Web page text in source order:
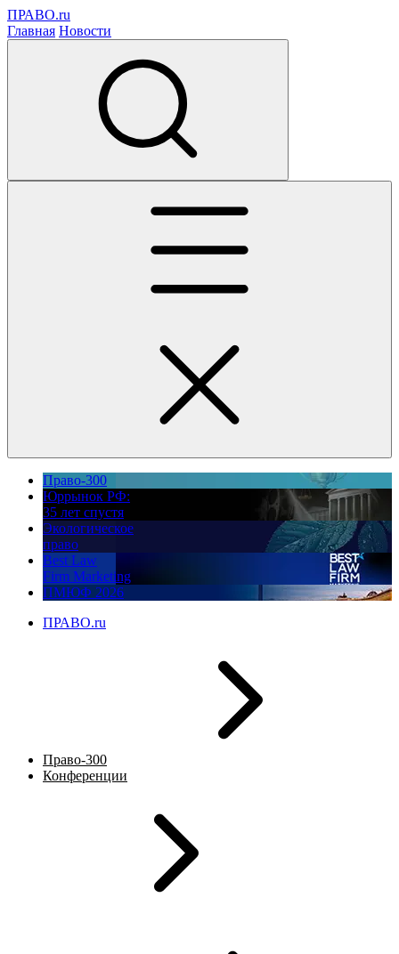
ПРАВО.ru
Главная Новости
Право-300
Юррынок РФ:
35 лет спустя
Экологическое
право
Best Law
Firm Marketing
ПМЮФ 2026
ПРАВО.ru
Право-300
Конференции